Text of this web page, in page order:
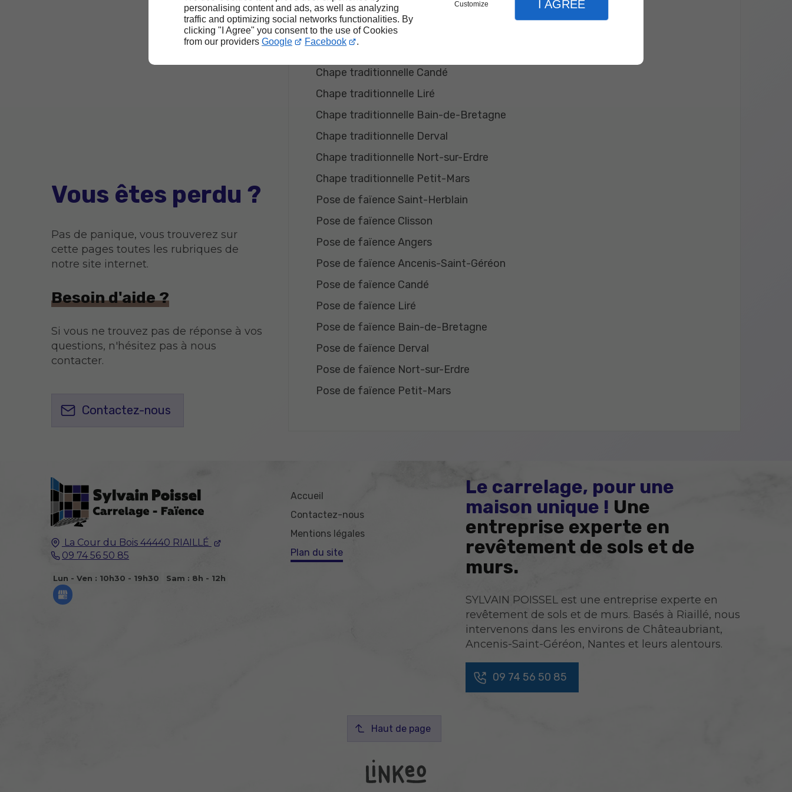
personalising content and ads, as well as analyzing
traffic and optimizing social networks functionalities. By
clicking "I Agree" you consent to the use of Cookies
from our providers Google Facebook .
Customize I AGREE
Vous êtes perdu ?
Pas de panique, vous trouverez sur
cette pages toutes les rubriques de
notre site internet.​​
Besoin d'aide ?
Si vous ne trouvez pas de réponse à vos
questions, n'hésitez pas à nous
contacter.
Contactez-nous
Chape traditionnelle Clisson
Chape traditionnelle Angers
Chape traditionnelle Candé
Chape traditionnelle Liré
Chape traditionnelle Bain-de-Bretagne
Chape traditionnelle Derval
Chape traditionnelle Nort-sur-Erdre
Chape traditionnelle Petit-Mars
Pose de faïence Saint-Herblain
Pose de faïence Clisson
Pose de faïence Angers
Pose de faïence Ancenis-Saint-Géréon
Pose de faïence Candé
Pose de faïence Liré
Pose de faïence Bain-de-Bretagne
Pose de faïence Derval
Pose de faïence Nort-sur-Erdre
Pose de faïence Petit-Mars
La Cour du Bois 44440 RIAILLÉ
09 74 56 50 85
Lun - Ven : 10h30 - 19h30 Sam : 8h - 12h
Accueil
Contactez-nous
Mentions légales
Plan du site
Le carrelage, pour une
maison unique ! Une
entreprise experte en
revêtement de sols et de
murs.
SYLVAIN POISSEL est une entreprise experte en
revêtement de sols et de murs. Basés à Riaillé, nous
intervenons dans les environs de Châteaubriant,
Ancenis-Saint-Géréon, Nantes et leurs alentours.
09 74 56 50 85
Haut de page